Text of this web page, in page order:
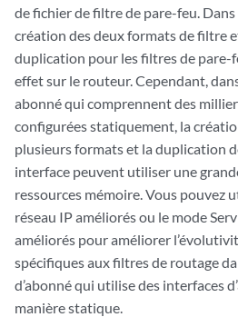
de fichier de filtre de pare-feu.
création des deux formats de filtre
duplication pour les filtres de pare-
effet sur le routeur. Cependant,
abonné qui comprennent des
configurées statiquement, la
plusieurs formats et la duplication
interface peuvent utiliser une
ressources mémoire. Vous pouvez
réseau IP améliorés ou le mode
améliorés pour améliorer
spécifiques aux filtres de routage
d’abonné qui utilise des interfaces
manière statique.